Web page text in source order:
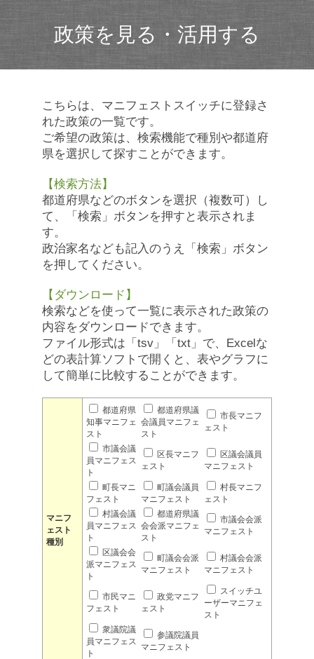
政策を見る・活用する
こちらは、マニフェストスイッチに登録さ
れた政策の一覧です。
ご希望の政策は、検索機能で種別や都道府
県を選択して探すことができます。
【検索方法】
都道府県などのボタンを選択（複数可）し
て、「検索」ボタンを押すと表示されま
す。
政治家名なども記入のうえ「検索」ボタン
を押してください。
【ダウンロード】
検索などを使って一覧に表示された政策の
内容をダウンロードできます。
ファイル形式は「tsv」「txt」で、Excelな
どの表計算ソフトで開くと、表やグラフに
して簡単に比較することができます。
マニフ
ェスト
種別
都道府県
知事マニフェ
スト
都道府県議
会議員マニフェ
スト
市長マニフ
ェスト
市議会議
員マニフェス
ト
区長マニフ
ェスト
区議会議員
マニフェスト
町長マニ
フェスト
町議会議員
マニフェスト
村長マニフ
ェスト
村議会議
員マニフェス
ト
都道府県議
会会派マニフェ
スト
市議会会派
マニフェスト
区議会会
派マニフェス
ト
町議会会派
マニフェスト
村議会会派
マニフェスト
市民マニ
フェスト
政党マニフ
ェスト
スイッチユ
ーザーマニフェ
スト
衆議院議
員マニフェス
ト
参議院議員
マニフェスト